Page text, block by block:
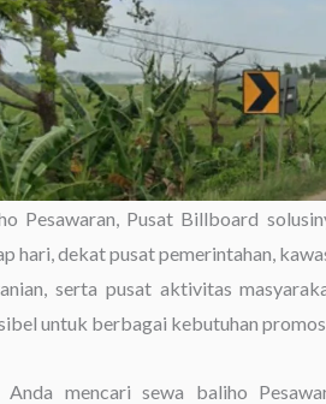
Pesawaran, Pusat Billboard
hari, dekat pusat pemerintahan,
serta pusat aktivitas
untuk berbagai kebutuhan
Anda mencari sewa baliho